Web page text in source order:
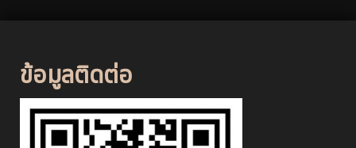
ข้อมูลติดต่อ